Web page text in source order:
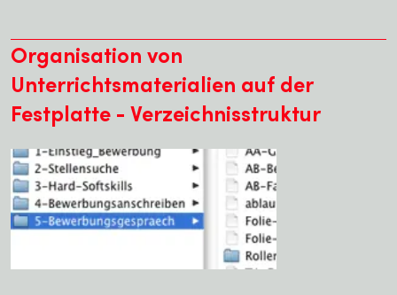
Organisation von
Unterrichtsmaterialien auf der
Festplatte - Verzeichnisstruktur